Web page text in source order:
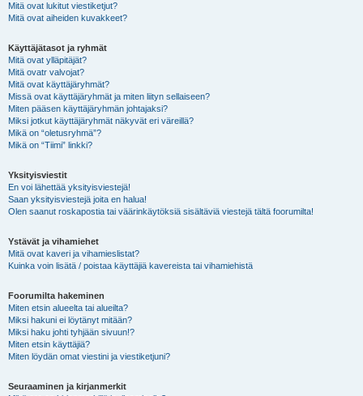
Mitä ovat lukitut viestiketjut?
Mitä ovat aiheiden kuvakkeet?
Käyttäjätasot ja ryhmät
Mitä ovat ylläpitäjät?
Mitä ovatr valvojat?
Mitä ovat käyttäjäryhmät?
Missä ovat käyttäjäryhmät ja miten liityn sellaiseen?
Miten pääsen käyttäjäryhmän johtajaksi?
Miksi jotkut käyttäjäryhmät näkyvät eri väreillä?
Mikä on “oletusryhmä”?
Mikä on “Tiimi” linkki?
Yksityisviestit
En voi lähettää yksityisviestejä!
Saan yksityisviestejä joita en halua!
Olen saanut roskapostia tai väärinkäytöksiä sisältäviä viestejä tältä foorumilta!
Ystävät ja vihamiehet
Mitä ovat kaveri ja vihamieslistat?
Kuinka voin lisätä / poistaa käyttäjiä kavereista tai vihamiehistä
Foorumilta hakeminen
Miten etsin alueelta tai alueilta?
Miksi hakuni ei löytänyt mitään?
Miksi haku johti tyhjään sivuun!?
Miten etsin käyttäjiä?
Miten löydän omat viestini ja viestiketjuni?
Seuraaminen ja kirjanmerkit